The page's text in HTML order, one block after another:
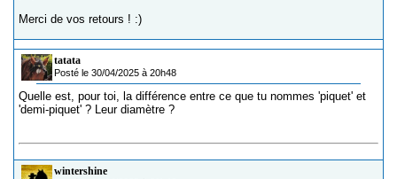
Merci de vos retours ! :)
tatata
Posté le 30/04/2025 à 20h48
Quelle est, pour toi, la différence entre ce que tu nommes 'piquet' et
'demi-piquet' ? Leur diamètre ?
wintershine